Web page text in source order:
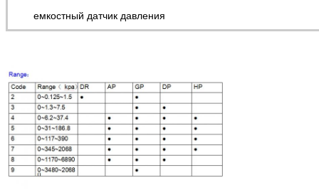
емкостный датчик давления